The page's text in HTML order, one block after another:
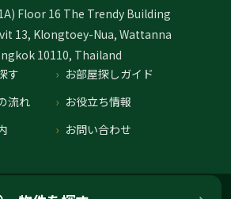
Floor 16 The Trendy Building
13, Klongtoey-Nua, Wattanna
10110, Thailand
す
お部屋探しガイド
流れ
お役立ち情報
お問い合わせ
プライバシーポリシー